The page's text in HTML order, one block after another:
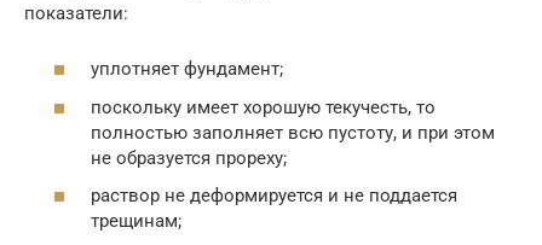
показатели:
уплотняет фундамент;
поскольку имеет хорошую текучесть, то
полностью заполняет всю пустоту, и при этом
не образуется прореху;
раствор не деформируется и не поддается
трещинам;